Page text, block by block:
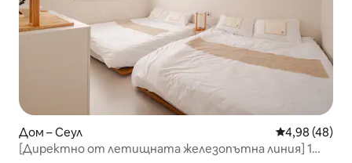
Дом – Сеул Средна
4,98 (48)
[Директно от летищната железопътна линия] 1